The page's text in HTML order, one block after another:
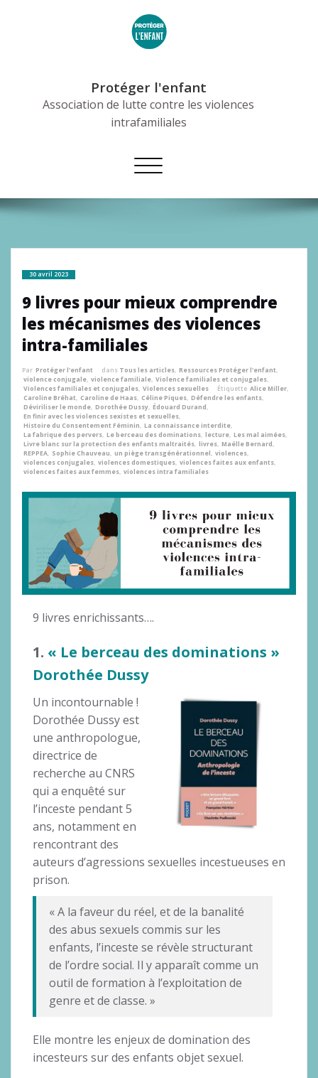
Protéger l'enfant
Association de lutte contre les violences
intrafamiliales
Afficher/masquer
la
30 avril 2023
9 livres pour mieux comprendre
les mécanismes des violences
intra-familiales
Par Protéger l'enfant dans Tous les articles, Ressources Protéger l'enfant,
violence conjugale, violence familiale, Violence familiales et conjugales,
Violences familiales et conjugales, Violences sexuelles Étiquette Alice Miller,
Caroline Bréhat, Caroline de Haas, Céline Piques, Défendre les enfants,
Déviriliser le monde, Dorothée Dussy, Édouard Durand,
En finir avec les violences sexistes et sexuelles,
Histoire du Consentement Féminin, La connaissance interdite,
La fabrique des pervers, Le berceau des dominations, lecture, Les mal aimées,
Livre blanc sur la protection des enfants maltraités, livres, Maëlle Bernard,
REPPEA, Sophie Chauveau, un piège transgénérationnel, violences,
violences conjugales, violences domestiques, violences faites aux enfants,
violences faites aux femmes, violences intra familiales
9 livres enrichissants….
1. « Le berceau des dominations »
Dorothée Dussy
Un incontournable !
Dorothée Dussy est
une anthropologue,
directrice de
recherche au CNRS
qui a enquêté sur
l’inceste pendant 5
ans, notamment en
rencontrant des
auteurs d’agressions sexuelles incestueuses en
prison.
« A la faveur du réel, et de la banalité
des abus sexuels commis sur les
enfants, l’inceste se révèle structurant
de l’ordre social. Il y apparaît comme un
outil de formation à l’exploitation de
genre et de classe. »
Elle montre les enjeux de domination des
incesteurs sur des enfants objet sexuel.